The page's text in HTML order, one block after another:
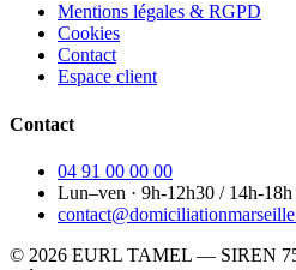
Mentions légales & RGPD
Cookies
Contact
Espace client
Contact
04 91 00 00 00
Lun–ven · 9h-12h30 / 14h-18h
© 2026 EURL TAMEL — SIREN